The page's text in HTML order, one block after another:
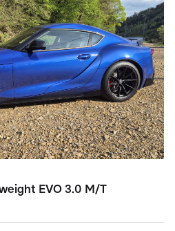
EVO 3.0 M/T